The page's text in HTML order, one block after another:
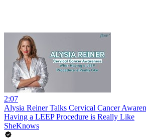
2:07
Alysia Reiner Talks Cervical Cancer
Having a LEEP Procedure is Really Like
SheKnows